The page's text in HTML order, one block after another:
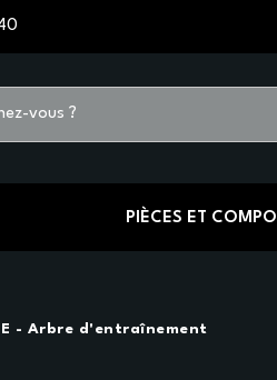
PIÈCES ET
- Arbre d'entraînement